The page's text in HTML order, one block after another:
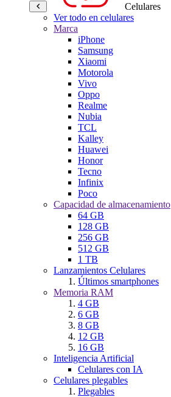
Celulares
Ver todo en celulares
Marca
iPhone
Samsung
Xiaomi
Motorola
Vivo
Oppo
Realme
Nubia
TCL
Kalley
Huawei
Honor
Tecno
Infinix
Poco
Capacidad de almacenamiento
64 GB
128 GB
256 GB
512 GB
1 TB
Lanzamientos Celulares
Últimos smartphones
Memoria RAM
4 GB
6 GB
8 GB
12 GB
16 GB
Inteligencia Artificial
Celulares con IA
Celulares plegables
Plegables